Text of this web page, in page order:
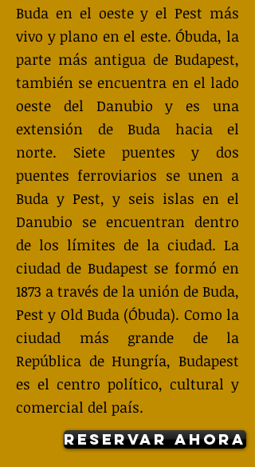
Buda en el oeste y el Pest más
vivo y plano en el este. Óbuda, la
parte más antigua de Budapest,
también se encuentra en el lado
oeste del Danubio y es una
extensión de Buda hacia el
norte. Siete puentes y dos
puentes ferroviarios se unen a
Buda y Pest, y seis islas en el
Danubio se encuentran dentro
de los límites de la ciudad. La
ciudad de Budapest se formó en
1873 a través de la unión de Buda,
Pest y Old Buda (Óbuda). Como la
ciudad más grande de la
República de Hungría, Budapest
es el centro político, cultural y
comercial del país.
Reservar ahora